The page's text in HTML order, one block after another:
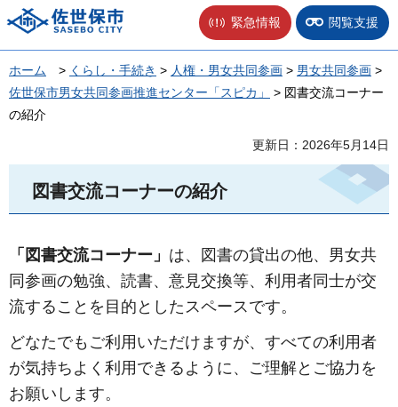
佐世保市 緊急情報 閲覧支援
ホーム > くらし・手続き > 人権・男女共同参画 > 男女共同参画 >
佐世保市男女共同参画推進センター「スピカ」
> 図書交流コーナー
の紹介
更新日：2026年5月14日
図書交流コーナーの紹介
「図書交流コーナー」 は、図書の貸出の他、男女共
同参画の勉強、読書、意見交換等、利用者同士が交
流することを目的としたスペースです。
どなたでもご利用いただけますが、すべての利用者
が気持ちよく利用できるように、ご理解とご協力を
お願いします。